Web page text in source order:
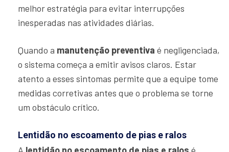
melhor estratégia para evitar interrupções
inesperadas nas atividades diárias.
Quando a manutenção preventiva é negligenciada,
o sistema começa a emitir avisos claros. Estar
atento a esses sintomas permite que a equipe tome
medidas corretivas antes que o problema se torne
um obstáculo crítico.
Lentidão no escoamento de pias e ralos